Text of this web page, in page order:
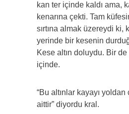
kan ter içinde kaldı ama,
kenarına çekti. Tam
sırtına almak üzereydi ki,
yerinde bir kesenin
Kese altın doluydu. Bir de
içinde.
“Bu altınlar kayayı
aittir” diyordu kral.